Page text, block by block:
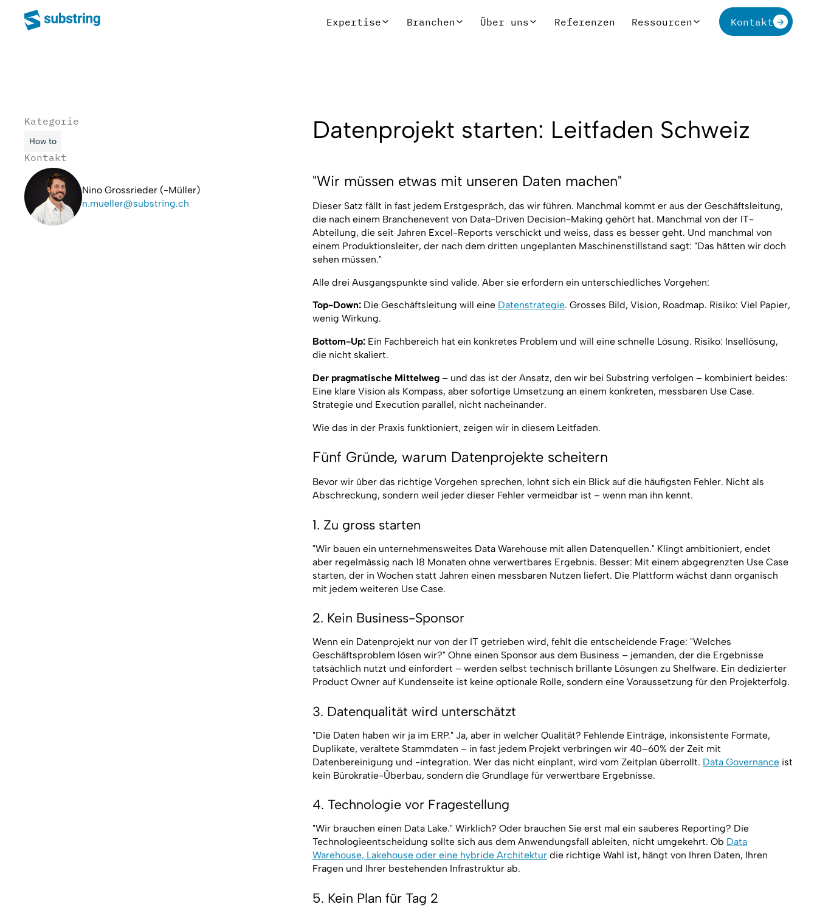
Expertise Branchen Über uns Referenzen Ressourcen Kontakt
Kategorie
How to
Kontakt
Nino Grossrieder (-Müller)
n.mueller@substring.ch
Datenprojekt starten: Leitfaden Schweiz
"Wir müssen etwas mit unseren Daten machen"
Dieser Satz fällt in fast jedem Erstgespräch, das wir führen. Manchmal kommt er aus der Geschäftsleitung,
die nach einem Branchenevent von Data-Driven Decision-Making gehört hat. Manchmal von der IT-
Abteilung, die seit Jahren Excel-Reports verschickt und weiss, dass es besser geht. Und manchmal von
einem Produktionsleiter, der nach dem dritten ungeplanten Maschinenstillstand sagt: "Das hätten wir doch
sehen müssen."
Alle drei Ausgangspunkte sind valide. Aber sie erfordern ein unterschiedliches Vorgehen:
Top-Down:Die Geschäftsleitung will eine Datenstrategie. Grosses Bild, Vision, Roadmap. Risiko: Viel Papier,
wenig Wirkung.
Bottom-Up:Ein Fachbereich hat ein konkretes Problem und will eine schnelle Lösung. Risiko: Insellösung,
die nicht skaliert.
Der pragmatische Mittelweg– und das ist der Ansatz, den wir bei Substring verfolgen – kombiniert beides:
Eine klare Vision als Kompass, aber sofortige Umsetzung an einem konkreten, messbaren Use Case.
Strategie und Execution parallel, nicht nacheinander.
Wie das in der Praxis funktioniert, zeigen wir in diesem Leitfaden.
Fünf Gründe, warum Datenprojekte scheitern
Bevor wir über das richtige Vorgehen sprechen, lohnt sich ein Blick auf die häufigsten Fehler. Nicht als
Abschreckung, sondern weil jeder dieser Fehler vermeidbar ist – wenn man ihn kennt.
1. Zu gross starten
"Wir bauen ein unternehmensweites Data Warehouse mit allen Datenquellen." Klingt ambitioniert, endet
aber regelmässig nach 18 Monaten ohne verwertbares Ergebnis. Besser: Mit einem abgegrenzten Use Case
starten, der in Wochen statt Jahren einen messbaren Nutzen liefert. Die Plattform wächst dann organisch
mit jedem weiteren Use Case.
2. Kein Business-Sponsor
Wenn ein Datenprojekt nur von der IT getrieben wird, fehlt die entscheidende Frage: "Welches
Geschäftsproblem lösen wir?" Ohne einen Sponsor aus dem Business – jemanden, der die Ergebnisse
tatsächlich nutzt und einfordert – werden selbst technisch brillante Lösungen zu Shelfware. Ein dedizierter
Product Owner auf Kundenseite ist keine optionale Rolle, sondern eine Voraussetzung für den Projekterfolg.
3. Datenqualität wird unterschätzt
"Die Daten haben wir ja im ERP." Ja, aber in welcher Qualität? Fehlende Einträge, inkonsistente Formate,
Duplikate, veraltete Stammdaten – in fast jedem Projekt verbringen wir 40–60% der Zeit mit
Datenbereinigung und -integration. Wer das nicht einplant, wird vom Zeitplan überrollt. Data Governanceist
kein Bürokratie-Überbau, sondern die Grundlage für verwertbare Ergebnisse.
4. Technologie vor Fragestellung
"Wir brauchen einen Data Lake." Wirklich? Oder brauchen Sie erst mal ein sauberes Reporting? Die
Technologieentscheidung sollte sich aus dem Anwendungsfall ableiten, nicht umgekehrt. Ob Data
Warehouse, Lakehouse oder eine hybride Architekturdie richtige Wahl ist, hängt von Ihren Daten, Ihren
Fragen und Ihrer bestehenden Infrastruktur ab.
5. Kein Plan für Tag 2